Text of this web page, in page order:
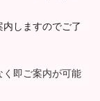
しますのでご了
く即ご案内が可能